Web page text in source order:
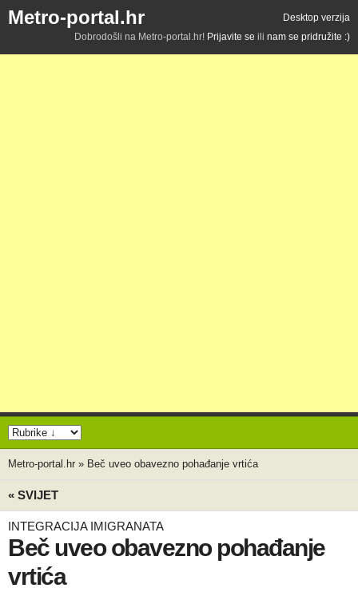
Metro-portal.hr
Desktop verzija
Dobrodošli na Metro-portal.hr! Prijavite se ili nam se pridružite :)
Metro-portal.hr » Beč uveo obavezno pohađanje vrtića
« SVIJET
INTEGRACIJA IMIGRANATA
Beč uveo obavezno pohađanje
vrtića